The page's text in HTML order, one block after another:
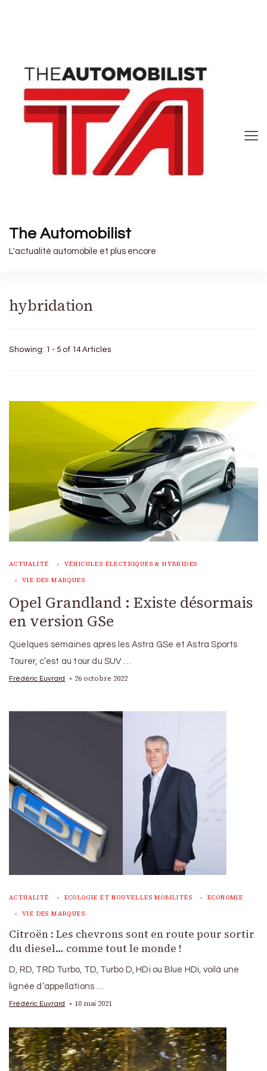
The Automobilist
L'actualité automobile et plus encore
hybridation
Showing: 1 - 5 of 14 Articles
ACTUALITÉ VÉHICULES ÉLECTRIQUES & HYBRIDES
VIE DES MARQUES
Opel Grandland : Existe désormais
en version GSe
Quelques semaines après les Astra GSe et Astra Sports
Tourer, c’est au tour du SUV …
Frédéric Euvrard 26 octobre 2022
ACTUALITÉ ECOLOGIE ET NOUVELLES MOBILITÉS ECONOMIE
VIE DES MARQUES
Citroën : Les chevrons sont en route pour sortir
du diesel… comme tout le monde !
D, RD, TRD Turbo, TD, Turbo D, HDi ou Blue HDi, voilà une
lignée d’appellations …
Frédéric Euvrard 10 mai 2021